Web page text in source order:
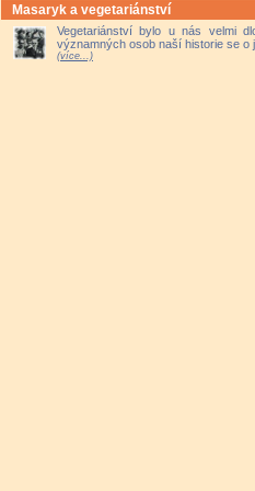
Masaryk a vegetariánství
Vegetariánství bylo u nás velmi
významných osob naší historie se o
(více...)